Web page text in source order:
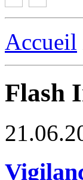
Accueil
Flash